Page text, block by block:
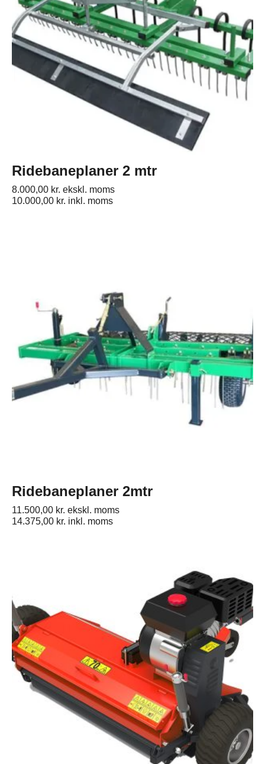
Ridebaneplaner 2 mtr
8.000,00 kr. ekskl. moms
10.000,00 kr. inkl. moms
Ridebaneplaner 2mtr
11.500,00 kr. ekskl. moms
14.375,00 kr. inkl. moms